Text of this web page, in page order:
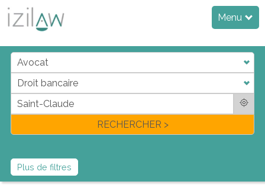
Menu
jdadi
fl
RECHERCHER >
Plus de filtres